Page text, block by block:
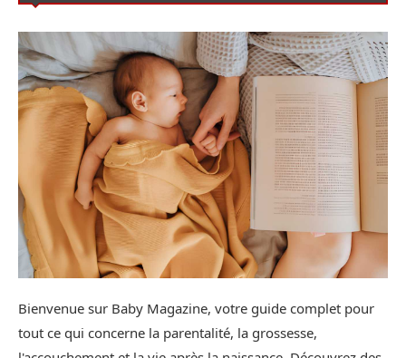
Bienvenue sur Baby Magazine, votre guide complet pour
tout ce qui concerne la parentalité, la grossesse,